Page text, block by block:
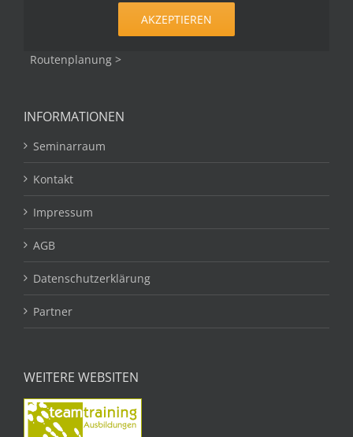
AKZEPTIEREN
Routenplanung >
INFORMATIONEN
Seminarraum
Kontakt
Impressum
AGB
Datenschutzerklärung
Partner
WEITERE WEBSITEN